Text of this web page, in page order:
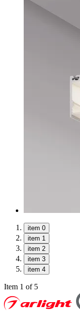
item 0
item 1
item 2
item 3
item 4
Item 1 of 5